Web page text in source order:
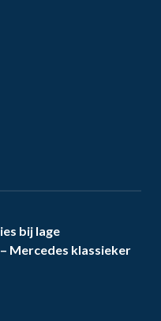
bij lage
Mercedes klassieker